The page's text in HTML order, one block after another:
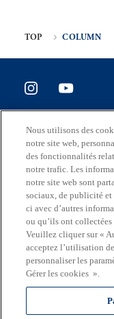
TOP COLUMN
Enquête de
Adresse
2-8-1 Nishishinjuku,
Mail
Le
Nous utilisons des
notre site web,
des fonctionnalités
notre trafic. Les
notre site web sont
sociaux, de publicité et
ci avec d’autres
ou qu’ils ont
Veuillez cliquer sur «
acceptez l’utilisation
personnaliser les
Gérer les cookies ».